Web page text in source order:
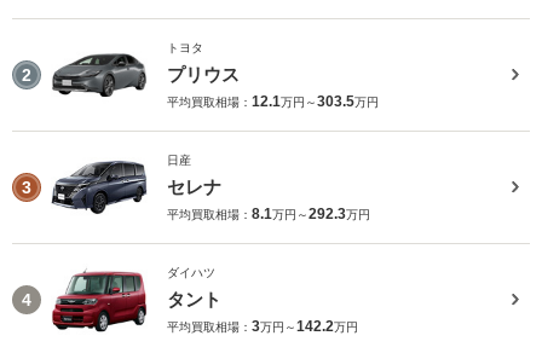
2
トヨタ
プリウス
平均買取相場： 12.1万円～303.5万円
3
日産
セレナ
平均買取相場： 8.1万円～292.3万円
4
ダイハツ
タント
平均買取相場： 3万円～142.2万円